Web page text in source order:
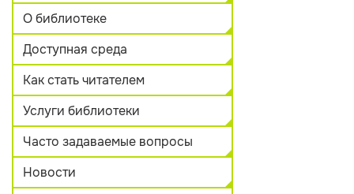
О библиотеке
Доступная среда
Как стать читателем
Услуги библиотеки
Часто задаваемые вопросы
Новости